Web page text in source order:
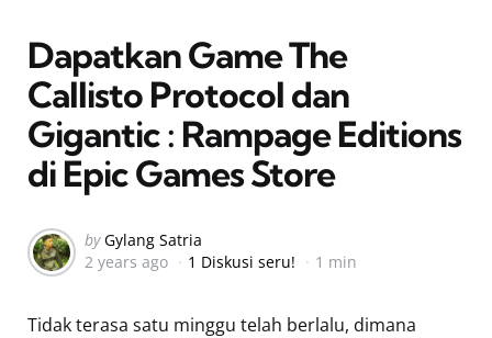
Dapatkan Game The
Callisto Protocol dan
Gigantic : Rampage Editions
di Epic Games Store
Posted
by
by Gylang Satria
2 years ago
1 Diskusi seru! 1 min
Tidak terasa satu minggu telah berlalu, dimana